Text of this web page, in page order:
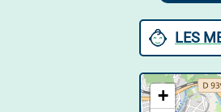
LES
+